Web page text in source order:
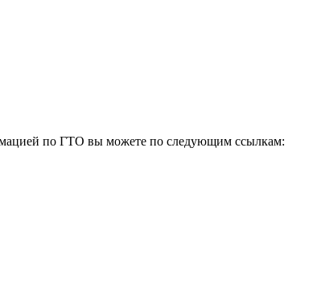
по ГТО вы можете по следующим ссылкам: